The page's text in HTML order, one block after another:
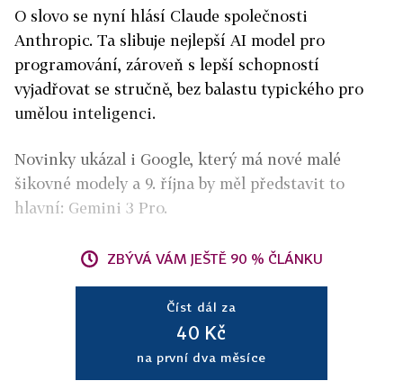
O slovo se nyní hlásí Claude společnosti
Anthropic. Ta slibuje nejlepší AI model pro
programování, zároveň s lepší schopností
vyjadřovat se stručně, bez balastu typického pro
umělou inteligenci.
Novinky ukázal i Google, který má nové malé
šikovné modely a 9. října by měl představit to
hlavní: Gemini 3 Pro.
ZBÝVÁ VÁM JEŠTĚ 90 % ČLÁNKU
Číst dál za
40 Kč
na první dva měsíce